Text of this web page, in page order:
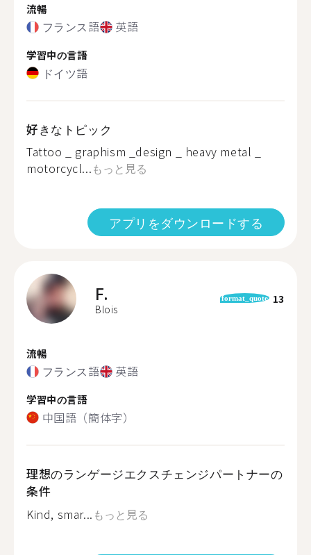
流暢
フランス語 英語
学習中の言語
ドイツ語
好きなトピック
Tattoo _ graphism _design _ heavy metal _
motorcycl...もっと見る
アプリをダウンロードする
F.
Blois
format_quote 13
流暢
フランス語 英語
学習中の言語
中国語（簡体字）
理想のランゲージエクスチェンジパートナーの
条件
Kind, smar... もっと見る